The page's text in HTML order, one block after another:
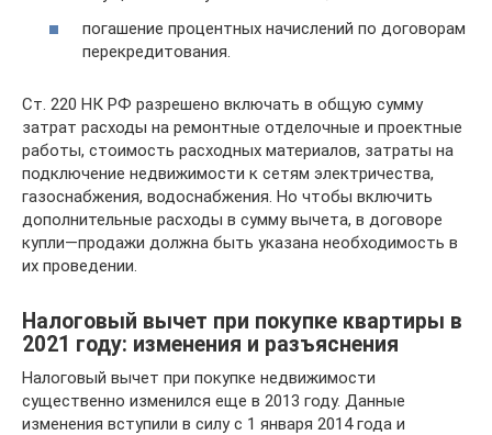
погашение процентных начислений по договорам
перекредитования.
Ст. 220 НК РФ разрешено включать в общую сумму
затрат расходы на ремонтные отделочные и проектные
работы, стоимость расходных материалов, затраты на
подключение недвижимости к сетям электричества,
газоснабжения, водоснабжения. Но чтобы включить
дополнительные расходы в сумму вычета, в договоре
купли—продажи должна быть указана необходимость в
их проведении.
Налоговый вычет при покупке квартиры в
2021 году: изменения и разъяснения
Налоговый вычет при покупке недвижимости
существенно изменился еще в 2013 году. Данные
изменения вступили в силу с 1 января 2014 года и